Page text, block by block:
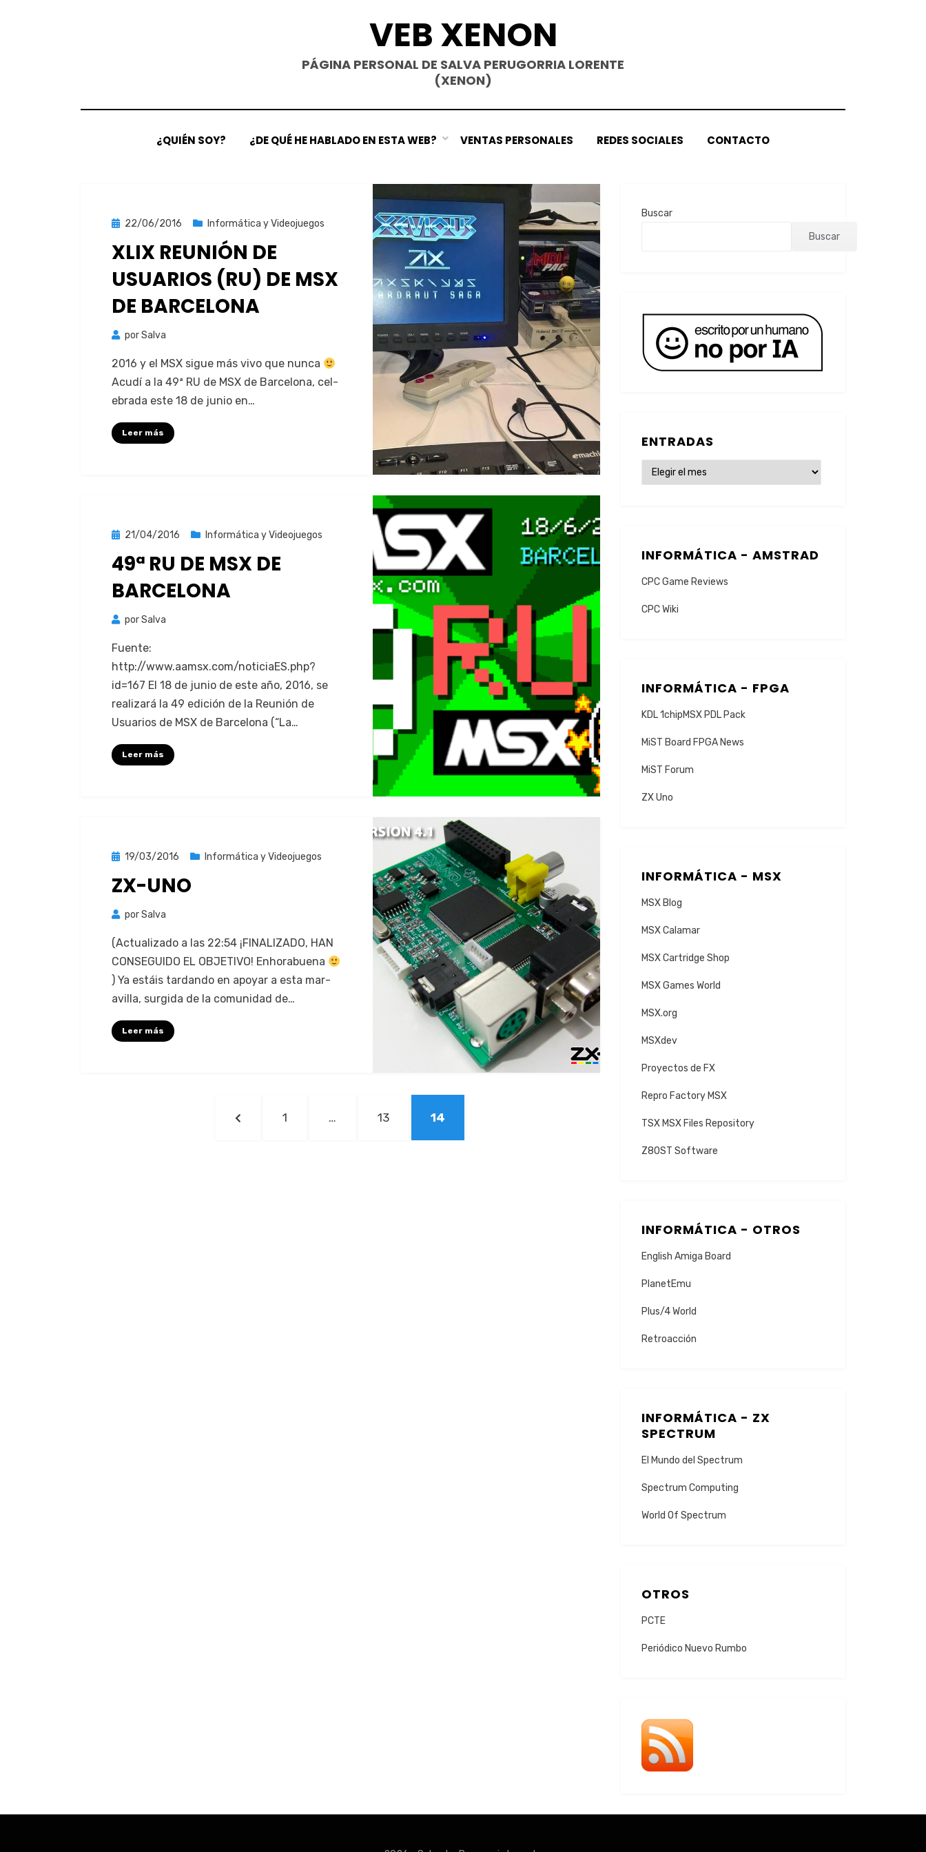
VEB XENON
PÁGINA PERSONAL DE SALVA PERUGORRIA LORENTE
(XENON)
¿QUIÉN SOY? ¿DE QUÉ HE HABLADO EN ESTA WEB? VENTAS PERSONALES REDES SOCIALES CONTACTO
Publicada
22/06/2016 Informática y Videojuegos
XLIX REUNIÓN DE
USUARIOS (RU) DE MSX
DE BARCELONA
porSalva
2016 y el MSX sigue más vivo que nun­ca
Acudí a la 49ª RU de MSX de Barcelona, cel­
e­bra­da este 18 de junio en…
Leer más
Publicada
21/04/2016 Informática y Videojuegos
49ª RU DE MSX DE
BARCELONA
porSalva
Fuente:
http://www.aamsx.com/noticiaES.php?
id=167 El 18 de junio de este año, 2016, se
realizará la 49 edi­ción de la Reunión de
Usuar­ios de MSX de Barcelona (“La…
Leer más
Publicada
19/03/2016 Informática y Videojuegos
ZX-UNO
porSalva
(Actu­al­iza­do a las 22:54 ¡FINALIZADO, HAN
CONSEGUIDO EL OBJETIVO! Enhorabue­na
) Ya estáis tar­dan­do en apo­yar a esta mar­
avil­la, surgi­da de la comu­nidad de…
Leer más
PÁGINA
1 … PÁGINA
13 PÁGINA
14
Buscar
Buscar
ENTRADAS
ENTRADAS
INFORMÁTICA - AMSTRAD
CPC Game Reviews
CPC Wiki
INFORMÁTICA - FPGA
KDL 1chipMSX PDL Pack
MiST Board FPGA News
MiST Forum
ZX Uno
INFORMÁTICA - MSX
MSX Blog
MSX Calamar
MSX Cartridge Shop
MSX Games World
MSX.org
MSXdev
Proyectos de FX
Repro Factory MSX
TSX MSX Files Repository
Z80ST Software
INFORMÁTICA - OTROS
English Amiga Board
PlanetEmu
Plus/4 World
Retroacción
INFORMÁTICA - ZX
SPECTRUM
El Mundo del Spectrum
Spectrum Computing
World Of Spectrum
OTROS
PCTE
Periódico Nuevo Rumbo